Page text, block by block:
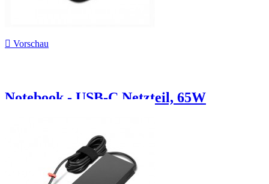
 Vorschau
Notebook - USB-C Netzteil, 65W